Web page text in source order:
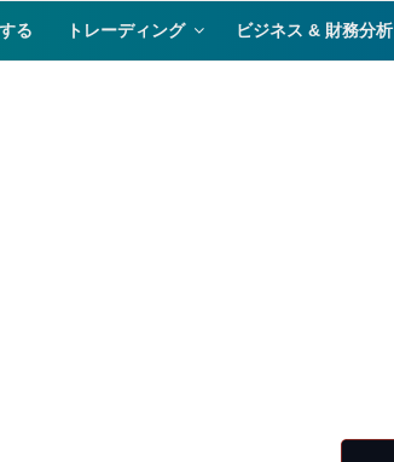
る トレーディング ビジネス & 財務分析